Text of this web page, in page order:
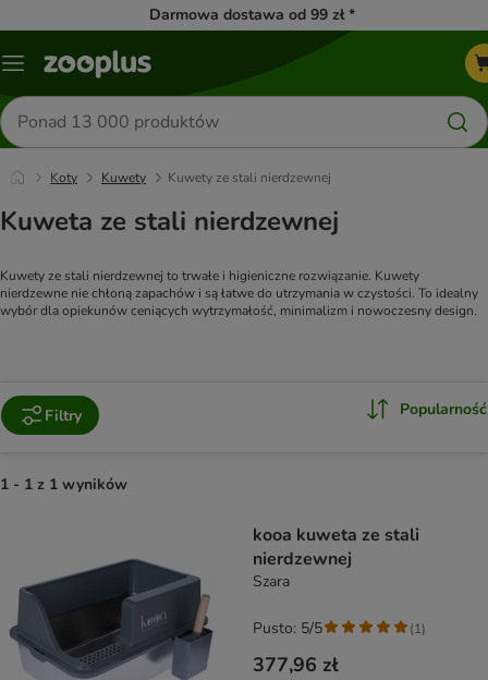
Darmowa dostawa od 99 zł *
Menu
Szukaj
produktów
Koty Kuwety Kuwety ze stali nierdzewnej
Kuweta ze stali nierdzewnej
Kuwety ze stali nierdzewnej to trwałe i higieniczne rozwiązanie. Kuwety
nierdzewne nie chłoną zapachów i są łatwe do utrzymania w czystości. To idealny
wybór dla opiekunów ceniących wytrzymałość, minimalizm i nowoczesny design.
Filtry Popularność
1 - 1 z 1 wyników
kooa kuweta ze stali
nierdzewnej
Szara
377,96 zł
Pusto: 5/5 (1)